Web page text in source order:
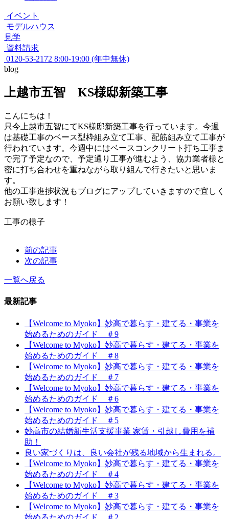
イベント
モデルハウス
見学
資料請求
0120-53-2172 8:00-19:00 (年中無休)
blog
上越市五智 KS様邸新築工事
こんにちは！
只今上越市五智にてKS様邸新築工事を行っています。今週
は基礎工事のベース型枠組み立て工事、配筋組み立て工事が
行われています。今週中にはベースコンクリート打ち工事ま
で完了予定なので、予定通り工事が進むよう、協力業者様と
密に打ち合わせを重ねながら取り組んで行きたいと思いま
す。
他の工事進捗状況もブログにアップしていきますので宜しく
お願い致します！
工事の様子
前の記事
次の記事
一覧へ戻る
最新記事
【Welcome to Myoko】妙高で暮らす・建てる・事業を
始めるためのガイド ＃9
【Welcome to Myoko】妙高で暮らす・建てる・事業を
始めるためのガイド ＃8
【Welcome to Myoko】妙高で暮らす・建てる・事業を
始めるためのガイド ＃7
【Welcome to Myoko】妙高で暮らす・建てる・事業を
始めるためのガイド ＃6
【Welcome to Myoko】妙高で暮らす・建てる・事業を
始めるためのガイド ＃5
妙高市の結婚新生活支援事業 家賃・引越し費用を補
助！
良い家づくりは、良い会社が残る地域から生まれる。
【Welcome to Myoko】妙高で暮らす・建てる・事業を
始めるためのガイド ＃4
【Welcome to Myoko】妙高で暮らす・建てる・事業を
始めるためのガイド ＃3
【Welcome to Myoko】妙高で暮らす・建てる・事業を
始めるためのガイド ＃2